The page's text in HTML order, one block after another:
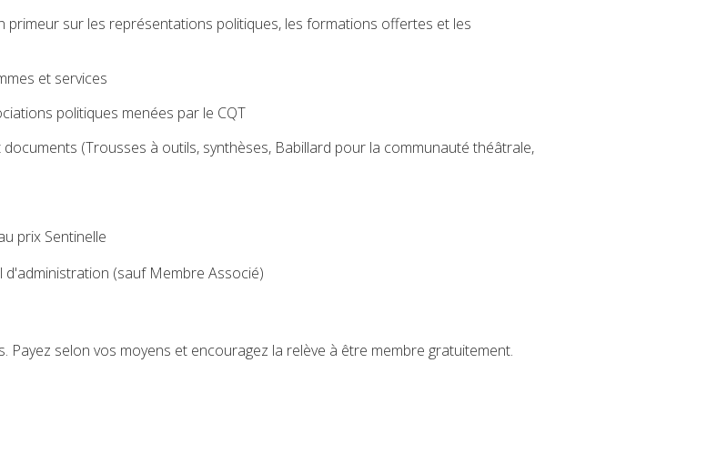
primeur sur les représentations politiques, les formations offertes et les
et services
politiques menées par le CQT
(Trousses à outils, synthèses, Babillard pour la communauté théâtrale,
prix Sentinelle
(sauf Membre Associé)
selon vos moyens et encouragez la relève à être membre gratuitement.